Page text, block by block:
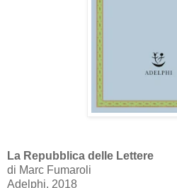
La Repubblica delle Lettere
di Marc Fumaroli
Adelphi, 2018